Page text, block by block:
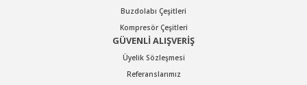
Buzdolabı Çeşitleri
Kompresör Çeşitleri
GÜVENLİ ALIŞVERİŞ
Üyelik Sözleşmesi
Referanslarımız